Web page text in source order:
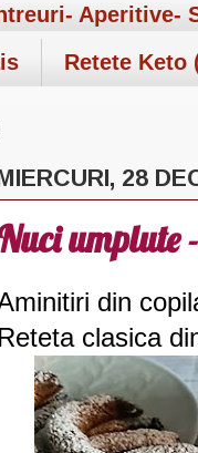
Aperitive-
Retete Keto
28
umplute
din
Reteta clasica